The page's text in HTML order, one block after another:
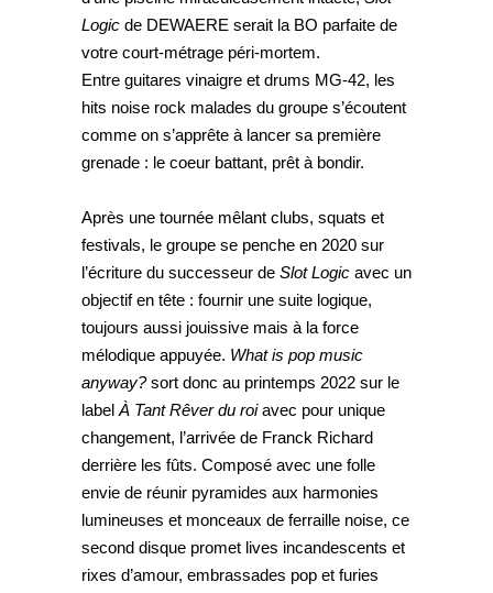
Logic de DEWAERE serait la BO parfaite de
votre court-métrage péri-mortem.
Entre guitares vinaigre et drums MG-42, les
hits noise rock malades du groupe s’écoutent
comme on s’apprête à lancer sa première
grenade : le coeur battant, prêt à bondir.
Après une tournée mêlant clubs, squats et
festivals, le groupe se penche en 2020 sur
l’écriture du successeur de Slot Logic avec un
objectif en tête : fournir une suite logique,
toujours aussi jouissive mais à la force
mélodique appuyée. What is pop music
anyway?sort donc au printemps 2022 sur le
label À Tant Rêver du roiavec pour unique
changement, l’arrivée de Franck Richard
derrière les fûts. Composé avec une folle
envie de réunir pyramides aux harmonies
lumineuses et monceaux de ferraille noise, ce
second disque promet lives incandescents et
rixes d’amour, embrassades pop et furies